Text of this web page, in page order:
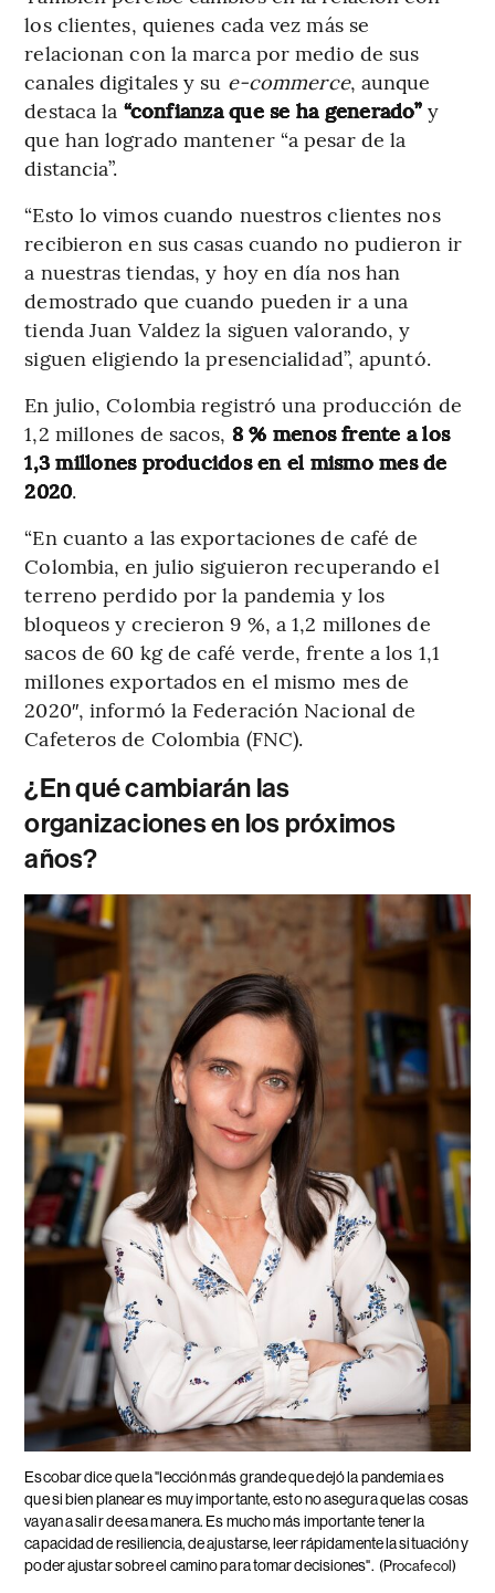
los clientes, quienes cada vez más se
relacionan con la marca por medio de sus
canales digitales y su e-commerce, aunque
destaca la “confianza que se ha generado” y
que han logrado mantener “a pesar de la
distancia”.
“Esto lo vimos cuando nuestros clientes nos
recibieron en sus casas cuando no pudieron ir
a nuestras tiendas, y hoy en día nos han
demostrado que cuando pueden ir a una
tienda Juan Valdez la siguen valorando, y
siguen eligiendo la presencialidad”, apuntó.
En julio, Colombia registró una producción de
1,2 millones de sacos, 8 % menos frente a los
1,3 millones producidos en el mismo mes de
2020.
“En cuanto a las exportaciones de café de
Colombia, en julio siguieron recuperando el
terreno perdido por la pandemia y los
bloqueos y crecieron 9 %, a 1,2 millones de
sacos de 60 kg de café verde, frente a los 1,1
millones exportados en el mismo mes de
2020″, informó la Federación Nacional de
Cafeteros de Colombia (FNC).
¿En qué cambiarán las
organizaciones en los próximos
años?
Escobar dice que la "lección más grande que dejó la pandemia es
que si bien planear es muy importante, esto no asegura que las cosas
vayan a salir de esa manera. Es mucho más importante tener la
capacidad de resiliencia, de ajustarse, leer rápidamente la situación y
poder ajustar sobre el camino para tomar decisiones". (Procafecol)